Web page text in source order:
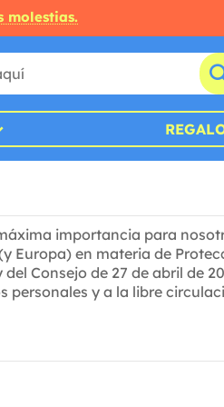
molestias.
importancia para
Europa) en materia de
Consejo de 27 de abril de
y a la libre